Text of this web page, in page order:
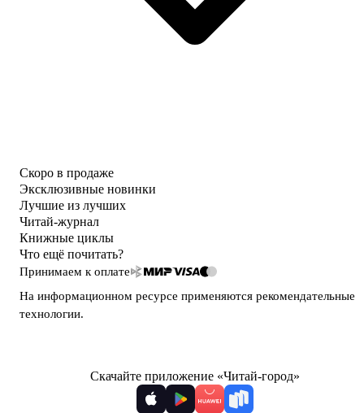
Скоро в продаже
Эксклюзивные новинки
Лучшие из лучших
Читай-журнал
Книжные циклы
Что ещё почитать?
Принимаем к оплате
На информационном ресурсе применяются рекомендательные
технологии.
Скачайте приложение «Читай-город»